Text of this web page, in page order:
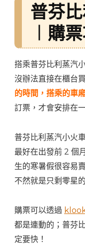
普芬
︱購
搭乘普芬比利蒸汽
沒辦法直接在櫃台
的時間，搭乘的車
訂票，才會安排在
普芬比利蒸汽小火
最好在出發前 2 個
生的寒暑假很容易
不然就是只剩零星
購票可以透過
都是連動的；普芬
定要快！